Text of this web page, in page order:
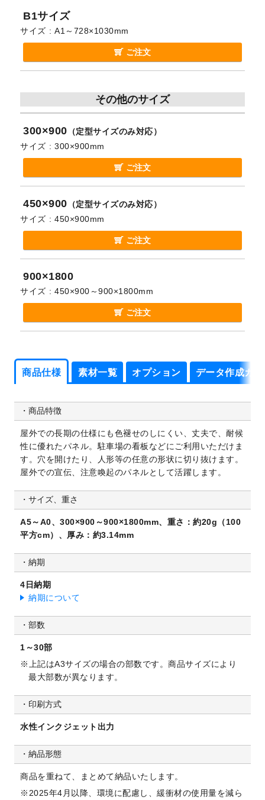
B1サイズ
サイズ A1～728×1030mm
ご注文
その他のサイズ
300×900 （定型サイズのみ対応）
サイズ
300×900mm
ご注文
450×900 （定型サイズのみ対応）
サイズ
450×900mm
ご注文
900×1800
サイズ 450×900～900×1800mm
ご注文
商品仕様 素材一覧 オプション データ作成ガ
商品仕様 素材一覧 オプション データ作成ガ
商品特徴
屋外での長期の仕様にも色褪せのしにくい、丈夫で、耐候
性に優れたパネル。駐車場の看板などにご利用いただけま
す。 穴を開けたり、人形等の任意の形状に切り抜けます。
屋外での宣伝、注意喚起のパネルとして活躍します。
サイズ、重さ
A5～A0、300×900～900×1800mm、重さ：約20g（100
平方cm）、厚み：約3.14mm
納期
4日納期
納期について
部数
1～30部
上記はA3サイズの場合の部数です。商品サイズにより
最大部数が異なります。
印刷方式
水性インクジェット出力
納品形態
商品を重ねて、まとめて納品いたします。
2025年4月以降、環境に配慮し、緩衝材の使用量を減ら